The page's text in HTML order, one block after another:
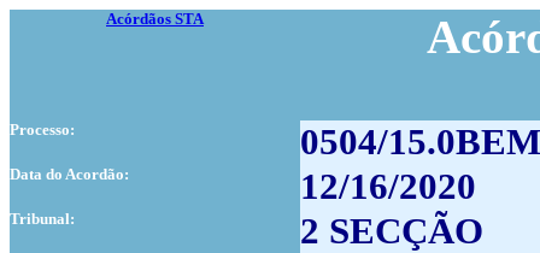
Acórdãos STA
Processo: 0504/
Data do Acordão: 12/16/2020
Tribunal: 2 SECÇÃO